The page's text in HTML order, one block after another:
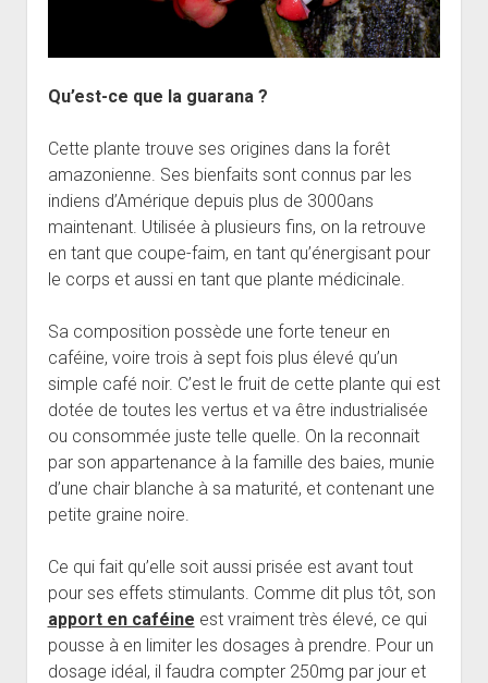
Qu’est-ce que la guarana ?
Cette plante trouve ses origines dans la forêt
amazonienne. Ses bienfaits sont connus par les
indiens d’Amérique depuis plus de 3000ans
maintenant. Utilisée à plusieurs fins, on la retrouve
en tant que coupe-faim, en tant qu’énergisant pour
le corps et aussi en tant que plante médicinale.
Sa composition possède une forte teneur en
caféine, voire trois à sept fois plus élevé qu’un
simple café noir. C’est le fruit de cette plante qui est
dotée de toutes les vertus et va être industrialisée
ou consommée juste telle quelle. On la reconnait
par son appartenance à la famille des baies, munie
d’une chair blanche à sa maturité, et contenant une
petite graine noire.
Ce qui fait qu’elle soit aussi prisée est avant tout
pour ses effets stimulants. Comme dit plus tôt, son
apport en caféine est vraiment très élevé, ce qui
pousse à en limiter les dosages à prendre. Pour un
dosage idéal, il faudra compter 250mg par jour et